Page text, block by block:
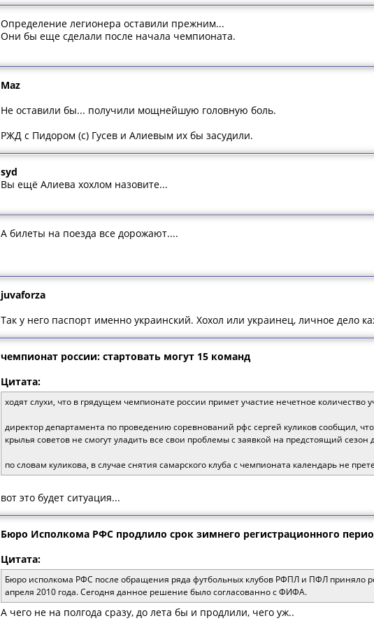
Определение легионера оставили прежним...
Они бы еще сделали после начала чемпионата.
Maz
Не оставили бы... получили мощнейшую головную боль.
РЖД с Пидором (с) Гусев и Алиевым их бы засудили.
syd
Вы ещё Алиева хохлом назовите...
А билеты на поезда все дорожают....
juvaforza
Так у него паспорт именно украинский. Хохол или украинец, личное дело
чемпионат россии: стартовать могут 15 команд
Цитата:
ходят слухи, что в грядущем чемпионате россии примет участие нечетное количество
директор департамента по проведению соревнований рфс сергей куликов сообщил,
крылья советов не смогут уладить все свои проблемы с заявкой на предстоящий сезон
по словам куликова, в случае снятия самарского клуба с чемпионата календарь не
вот это будет ситуация...
Бюро Исполкома РФС продлило срок зимнего регистрационного
Цитата:
Бюро исполкома РФС после обращения ряда футбольных клубов РФПЛ и ПФЛ приняло
апреля 2010 года. Сегодня данное решение было согласованно с ФИФА.
А чего не на полгода сразу, до лета бы и продлили, чего уж..